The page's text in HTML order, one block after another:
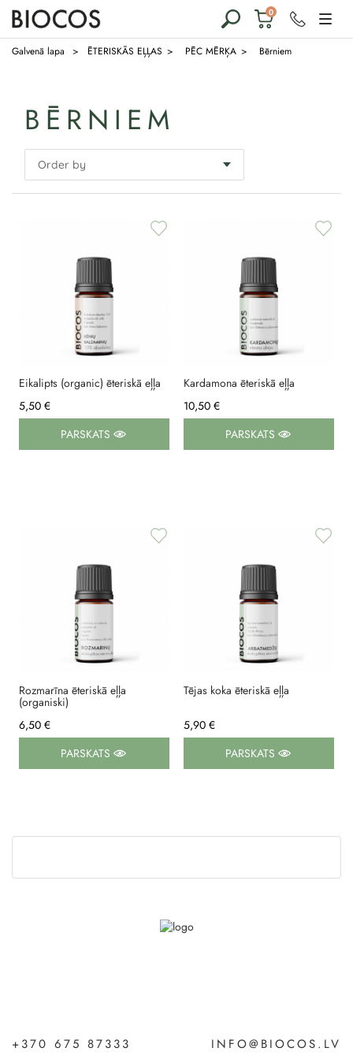
0 €
0,00
Galvenā lapa ĒTERISKĀS EĻĻAS PĒC MĒRĶA Bērniem
BĒRNIEM
Eikalipts (organic) ēteriskā eļļa
5,50 €
PARSKATS
Kardamona ēteriskā eļļa
10,50 €
PARSKATS
Rozmarīna ēteriskā eļļa
(organiski)
6,50 €
PARSKATS
Tējas koka ēteriskā eļļa
5,90 €
PARSKATS
+370 675 87333 INFO@BIOCOS.LV